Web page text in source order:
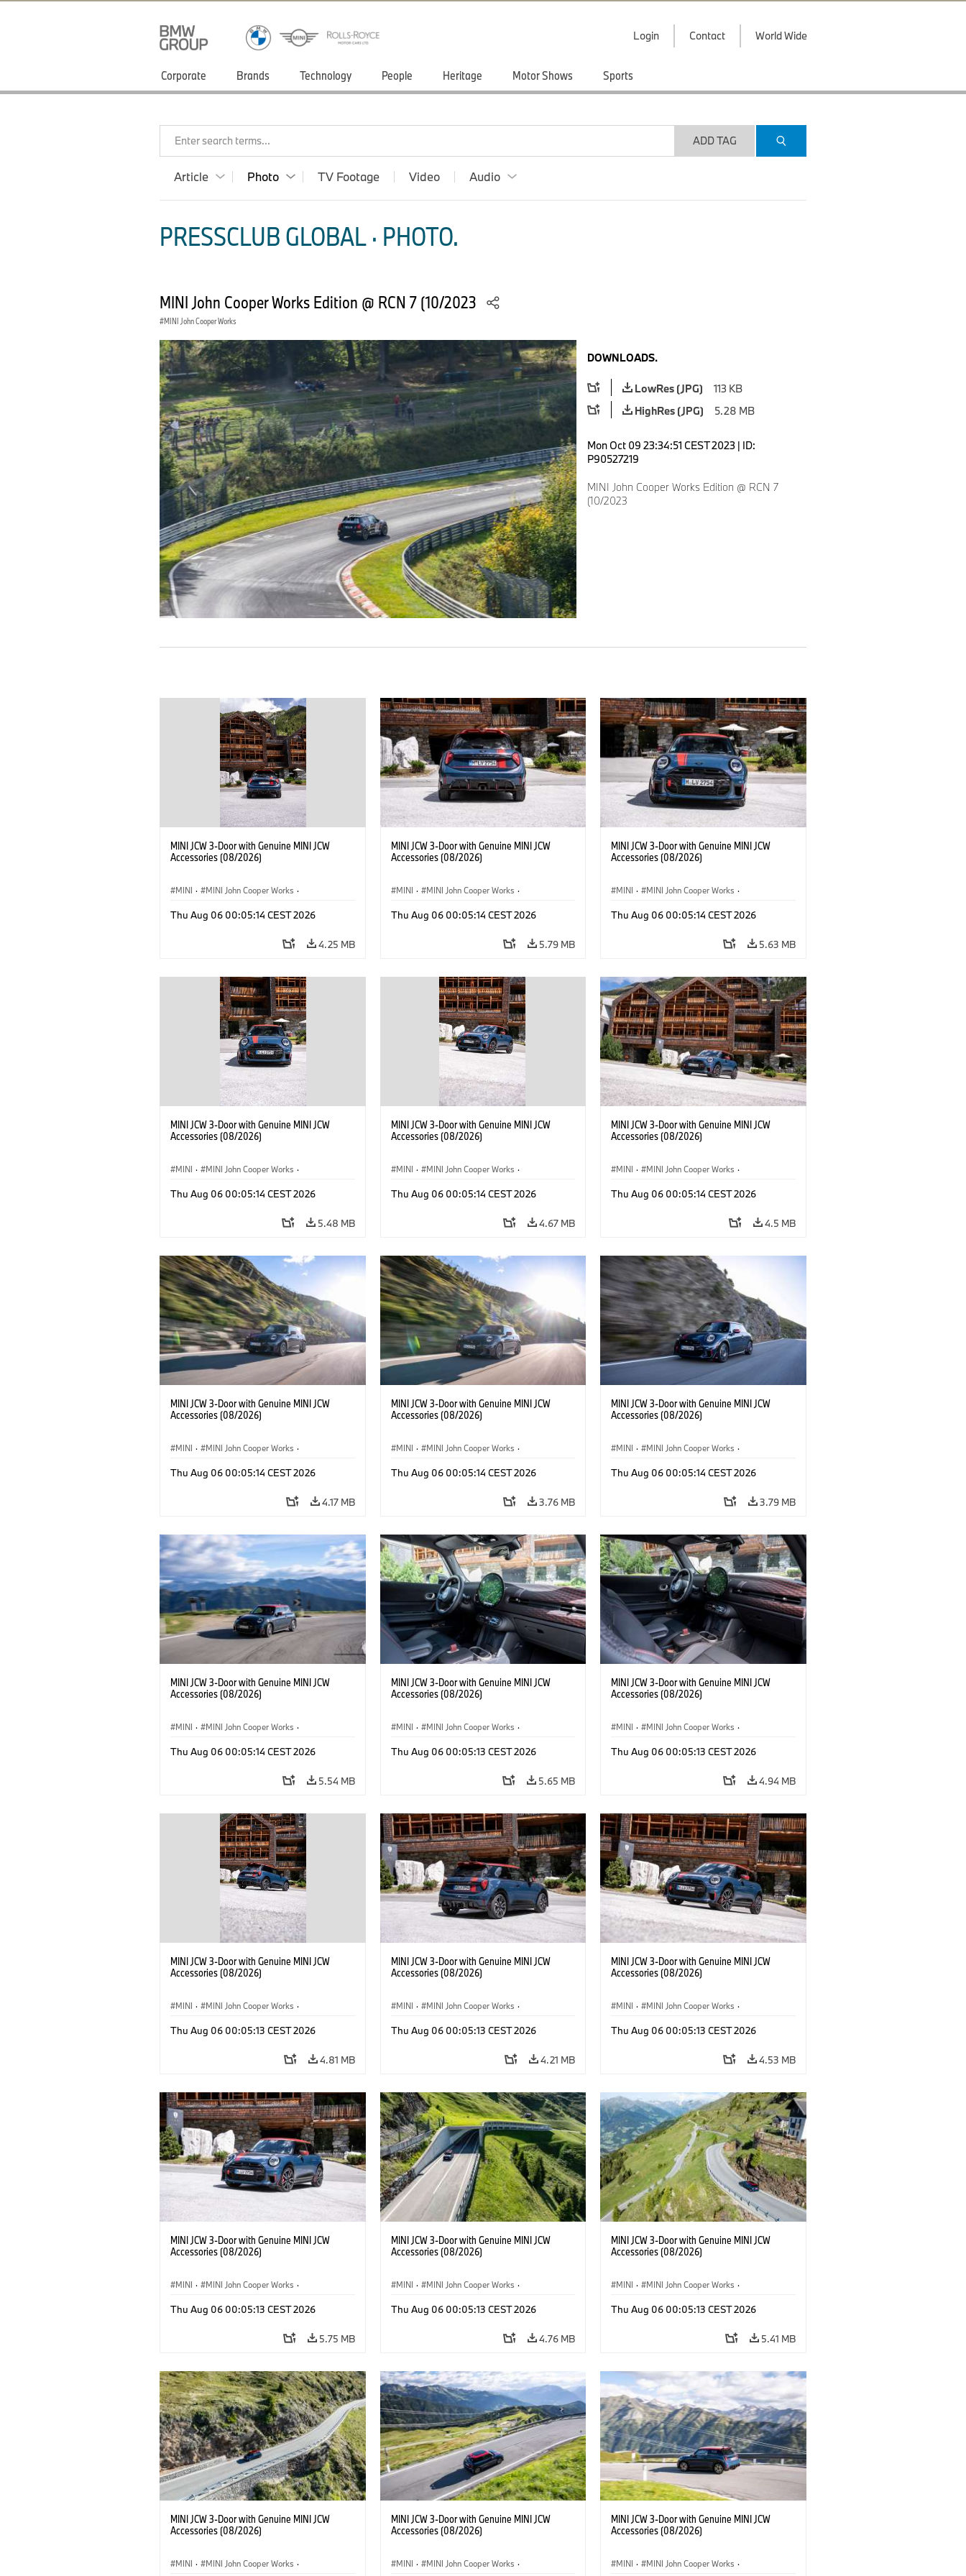
Login Contact World Wide
Corporate Brands Technology People Heritage Motor Shows Sports
Enter search terms... ADD TAG
Article Photo TV Footage Video Audio
PRESSCLUB GLOBAL · PHOTO.
MINI John Cooper Works Edition @ RCN 7 (10/2023
MINI John Cooper Works
DOWNLOADS.
LowRes (JPG)
113 KB
HighRes (JPG)
5.28 MB
Mon Oct 09 23:34:51 CEST 2023 | ID:
P90527219
MINI John Cooper Works Edition @ RCN 7
(10/2023
MINI JCW 3-Door with Genuine MINI JCW
Accessories (08/2026)
MINI · MINI John Cooper Works ·
Optional Extras, Accessories
Thu Aug 06 00:05:14 CEST 2026
4.25 MB
MINI JCW 3-Door with Genuine MINI JCW
Accessories (08/2026)
MINI · MINI John Cooper Works ·
Optional Extras, Accessories
Thu Aug 06 00:05:14 CEST 2026
5.79 MB
MINI JCW 3-Door with Genuine MINI JCW
Accessories (08/2026)
MINI · MINI John Cooper Works ·
Optional Extras, Accessories
Thu Aug 06 00:05:14 CEST 2026
5.63 MB
MINI JCW 3-Door with Genuine MINI JCW
Accessories (08/2026)
MINI · MINI John Cooper Works ·
Optional Extras, Accessories
Thu Aug 06 00:05:14 CEST 2026
5.48 MB
MINI JCW 3-Door with Genuine MINI JCW
Accessories (08/2026)
MINI · MINI John Cooper Works ·
Optional Extras, Accessories
Thu Aug 06 00:05:14 CEST 2026
4.67 MB
MINI JCW 3-Door with Genuine MINI JCW
Accessories (08/2026)
MINI · MINI John Cooper Works ·
Optional Extras, Accessories
Thu Aug 06 00:05:14 CEST 2026
4.5 MB
MINI JCW 3-Door with Genuine MINI JCW
Accessories (08/2026)
MINI · MINI John Cooper Works ·
Optional Extras, Accessories
Thu Aug 06 00:05:14 CEST 2026
4.17 MB
MINI JCW 3-Door with Genuine MINI JCW
Accessories (08/2026)
MINI · MINI John Cooper Works ·
Optional Extras, Accessories
Thu Aug 06 00:05:14 CEST 2026
3.76 MB
MINI JCW 3-Door with Genuine MINI JCW
Accessories (08/2026)
MINI · MINI John Cooper Works ·
Optional Extras, Accessories
Thu Aug 06 00:05:14 CEST 2026
3.79 MB
MINI JCW 3-Door with Genuine MINI JCW
Accessories (08/2026)
MINI · MINI John Cooper Works ·
Optional Extras, Accessories
Thu Aug 06 00:05:14 CEST 2026
5.54 MB
MINI JCW 3-Door with Genuine MINI JCW
Accessories (08/2026)
MINI · MINI John Cooper Works ·
Optional Extras, Accessories
Thu Aug 06 00:05:13 CEST 2026
5.65 MB
MINI JCW 3-Door with Genuine MINI JCW
Accessories (08/2026)
MINI · MINI John Cooper Works ·
Optional Extras, Accessories
Thu Aug 06 00:05:13 CEST 2026
4.94 MB
MINI JCW 3-Door with Genuine MINI JCW
Accessories (08/2026)
MINI · MINI John Cooper Works ·
Optional Extras, Accessories
Thu Aug 06 00:05:13 CEST 2026
4.81 MB
MINI JCW 3-Door with Genuine MINI JCW
Accessories (08/2026)
MINI · MINI John Cooper Works ·
Optional Extras, Accessories
Thu Aug 06 00:05:13 CEST 2026
4.21 MB
MINI JCW 3-Door with Genuine MINI JCW
Accessories (08/2026)
MINI · MINI John Cooper Works ·
Optional Extras, Accessories
Thu Aug 06 00:05:13 CEST 2026
4.53 MB
MINI JCW 3-Door with Genuine MINI JCW
Accessories (08/2026)
MINI · MINI John Cooper Works ·
Optional Extras, Accessories
Thu Aug 06 00:05:13 CEST 2026
5.75 MB
MINI JCW 3-Door with Genuine MINI JCW
Accessories (08/2026)
MINI · MINI John Cooper Works ·
Optional Extras, Accessories
Thu Aug 06 00:05:13 CEST 2026
4.76 MB
MINI JCW 3-Door with Genuine MINI JCW
Accessories (08/2026)
MINI · MINI John Cooper Works ·
Optional Extras, Accessories
Thu Aug 06 00:05:13 CEST 2026
5.41 MB
MINI JCW 3-Door with Genuine MINI JCW
Accessories (08/2026)
MINI · MINI John Cooper Works ·
MINI JCW 3-Door with Genuine MINI JCW
Accessories (08/2026)
MINI · MINI John Cooper Works ·
MINI JCW 3-Door with Genuine MINI JCW
Accessories (08/2026)
MINI · MINI John Cooper Works ·